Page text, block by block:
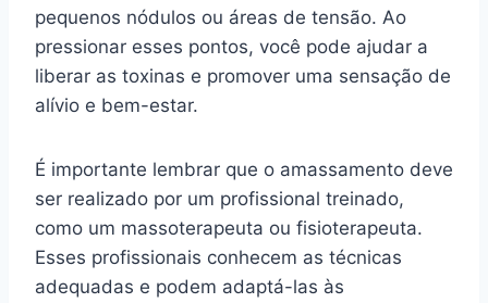
pequenos nódulos ou áreas de tensão. Ao
pressionar esses pontos, você pode ajudar a
liberar as toxinas e promover uma sensação de
alívio e bem-estar.
É importante lembrar que o amassamento deve
ser realizado por um profissional treinado,
como um massoterapeuta ou fisioterapeuta.
Esses profissionais conhecem as técnicas
adequadas e podem adaptá-las às